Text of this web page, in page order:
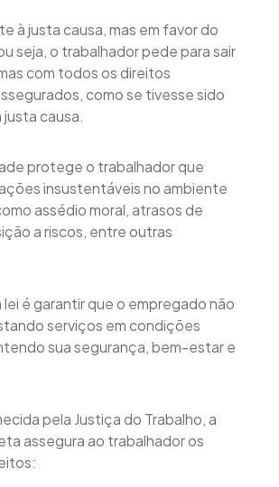
à justa causa, mas em favor do
seja, o trabalhador pede para sair
com todos os direitos
como se tivesse sido
causa.
protege o trabalhador que
insustentáveis no ambiente
assédio moral, atrasos de
a riscos, entre outras
é garantir que o empregado não
serviços em condições
sua segurança, bem-estar e
pela Justiça do Trabalho, a
assegura ao trabalhador os